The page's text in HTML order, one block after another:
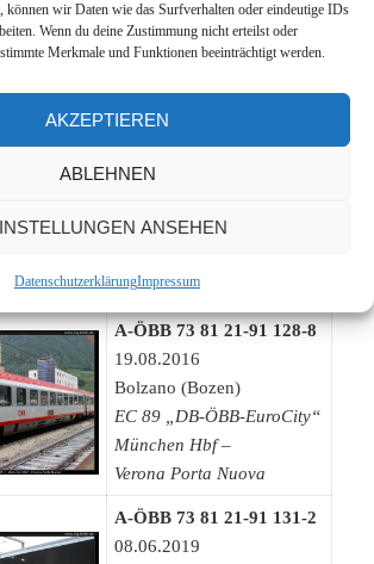
können wir Daten wie das Surfverhalten oder eindeutige IDs
Wenn du deine Zustimmung nicht erteilst oder
Merkmale und Funktionen beeinträchtigt werden.
AKZEPTIEREN
ABLEHNEN
ANSEHEN
DatenschutzerklärungImpressum
München Hbf
Abstellung für NJ 40463
Venezia Santa Lucia
A-ÖBB 73 81 21-91 127-0
19.08.2016
EC 89 „DB-ÖBB-EuroCity“
Verona Porta Nuova
A-ÖBB 73 81 21-91 128-8
19.08.2016
Bolzano (Bozen)
EC 89 „DB-ÖBB-EuroCity“
München Hbf –
Verona Porta Nuova
A-ÖBB 73 81 21-91 131-2
08.06.2019